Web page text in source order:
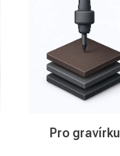
Pro gravírku